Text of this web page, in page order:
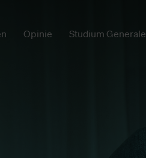
Opinie Studium Generale